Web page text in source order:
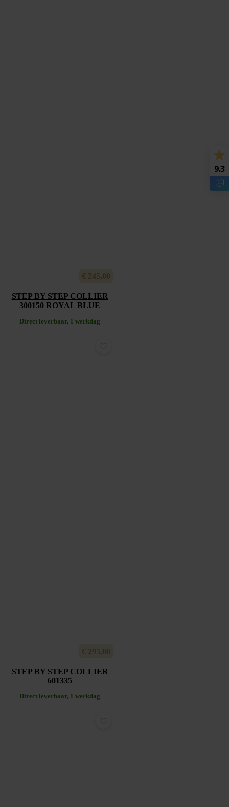
€ 245,00
STEP BY STEP COLLIER
300150 ROYAL BLUE
Direct leverbaar, 1 werkdag
€ 295,00
STEP BY STEP COLLIER
601335
Direct leverbaar, 1 werkdag
9.3